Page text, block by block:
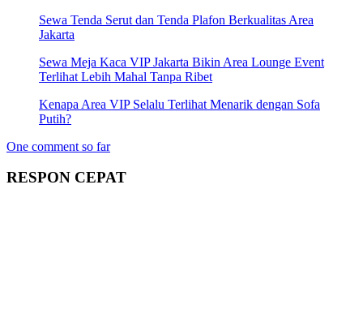
Sewa Tenda Serut dan Tenda Plafon Berkualitas Area
Jakarta
Sewa Meja Kaca VIP Jakarta Bikin Area Lounge Event
Terlihat Lebih Mahal Tanpa Ribet
Kenapa Area VIP Selalu Terlihat Menarik dengan Sofa
Putih?
One comment so far
RESPON CEPAT